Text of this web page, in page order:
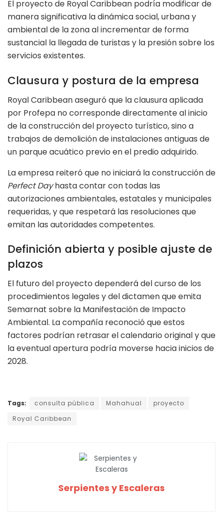
El proyecto de Royal Caribbean podría modificar de
manera significativa la dinámica social, urbana y
ambiental de la zona al incrementar de forma
sustancial la llegada de turistas y la presión sobre los
servicios existentes.
Clausura y postura de la empresa
Royal Caribbean aseguró que la clausura aplicada
por Profepa no corresponde directamente al inicio
de la construcción del proyecto turístico, sino a
trabajos de demolición de instalaciones antiguas de
un parque acuático previo en el predio adquirido.
La empresa reiteró que no iniciará la construcción de
Perfect Dayhasta contar con todas las
autorizaciones ambientales, estatales y municipales
requeridas, y que respetará las resoluciones que
emitan las autoridades competentes.
Definición abierta y posible ajuste de
plazos
El futuro del proyecto dependerá del curso de los
procedimientos legales y del dictamen que emita
Semarnat sobre la Manifestación de Impacto
Ambiental. La compañía reconoció que estos
factores podrían retrasar el calendario original y que
la eventual apertura podría moverse hacia inicios de
2028.
Tags: consulta pública Mahahual
proyecto
Royal Caribbean
Serpientes y Escaleras